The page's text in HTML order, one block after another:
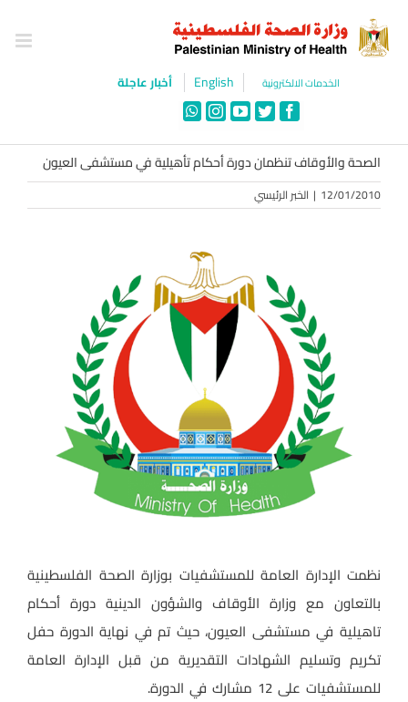
content
الخدمات الالكترونية English أخبار عاجلة
Facebook
Twitter
YouTube
Instagram
WhatsApp
الصحة والأوقاف تنظمان دورة أحكام تأهيلية في مستشفى العيون
12/01/2010
| الخبر الرئيسي
نظمت الإدارة العامة للمستشفيات بوزارة الصحة الفلسطينية
بالتعاون مع وزارة الأوقاف والشؤون الدينية دورة أحكام
تاهيلية في مستشفى العيون، حيث تم في نهاية الدورة حفل
تكريم وتسليم الشهادات التقديرية من قبل الإدارة العامة
للمستشفيات على 12 مشارك في الدورة.